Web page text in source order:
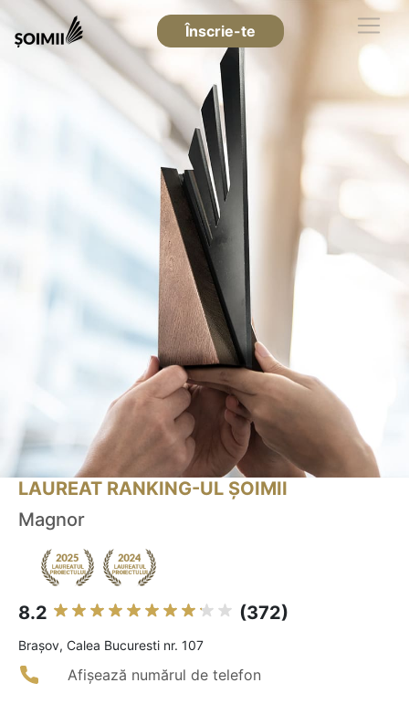
Înscrie-te
LAUREAT RANKING-UL ȘOIMII
Magnor
8.2 (372)
Braşov, Calea Bucuresti nr. 107
Afișează numărul de telefon